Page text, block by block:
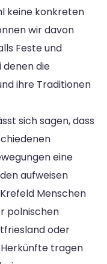
keine konkreten
wir davon
Feste und
die
ihre Traditionen
sich sagen, dass
eine
aufweisen
Menschen
polnischen
oder
tragen